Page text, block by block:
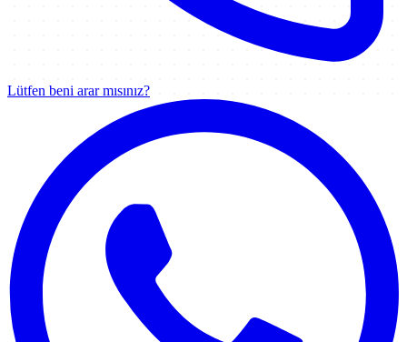
Lütfen beni arar mısınız?